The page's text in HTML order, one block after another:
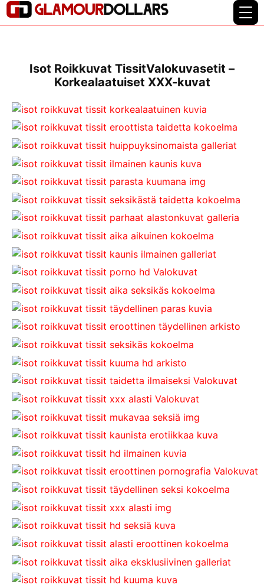
Isot Roikkuvat TissitValokuvasetit –
Korkealaatuiset XXX-kuvat